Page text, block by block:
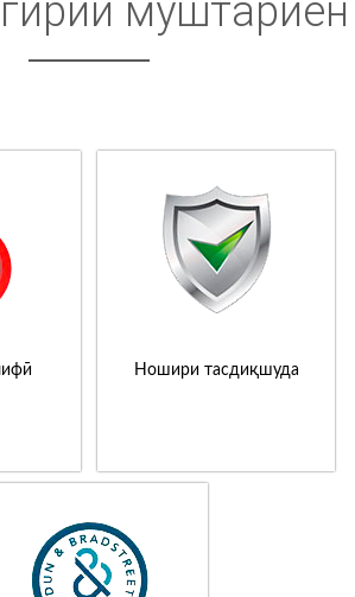
муштариён
Ношири тасдиқшуда